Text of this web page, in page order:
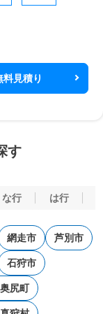
料見積り
す
な行 は行
網走市 芦別市
石狩市
尻町